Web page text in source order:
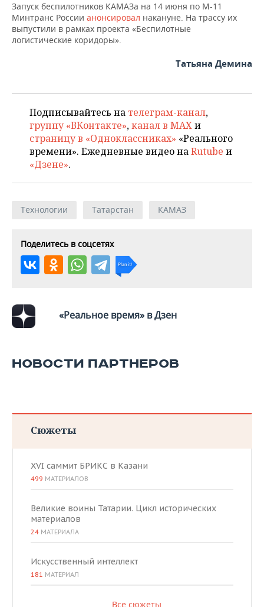
Запуск беспилотников КАМАЗа на 14 июня по М-11
Минтранс России анонсировал накануне. На трассу их
выпустили в рамках проекта «Беспилотные
логистические коридоры».
Татьяна Демина
Подписывайтесь на телеграм-канал,
группу «ВКонтакте»,канал в MAXи
страницу в «Одноклассниках» «Реального
времени». Ежедневные видео наRutube и
«Дзене».
Технологии Татарстан КАМАЗ
Поделитесь в соцсетях
«Реальное время» в Дзен
НОВОСТИ ПАРТНЕРОВ
Сюжеты
XVI саммит БРИКС в Казани
499 МАТЕРИАЛОВ
Великие воины Татарии. Цикл исторических
материалов
24 МАТЕРИАЛА
Искусственный интеллект
181 МАТЕРИАЛ
Все сюжеты